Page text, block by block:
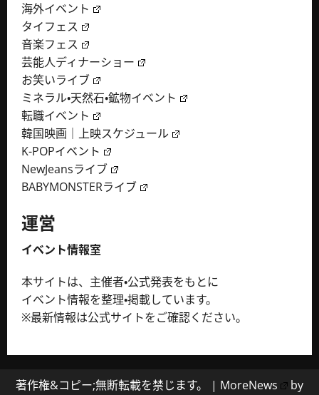
海外イベント
タイフェス
音楽フェス
芸能人ディナーショー
お笑いライブ
ミネラル・天然石・鉱物イベント
転職イベント
韓国映画｜上映スケジュール
K-POPイベント
NewJeansライブ
BABYMONSTERライブ
運営
イベント情報室
本サイトは、主催者・公式発表をもとに
イベント情報を整理・掲載しています。
※最新情報は公式サイトをご確認ください。
著作権&コピー;無断転載を禁じます。 | MoreNews
by